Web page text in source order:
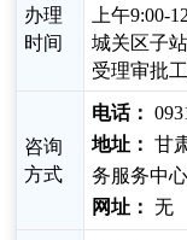
办理
时间
上午9:00-
城关区子
受理审批
咨询
方式
电话：
地址： 甘
务服务中
网址： 无